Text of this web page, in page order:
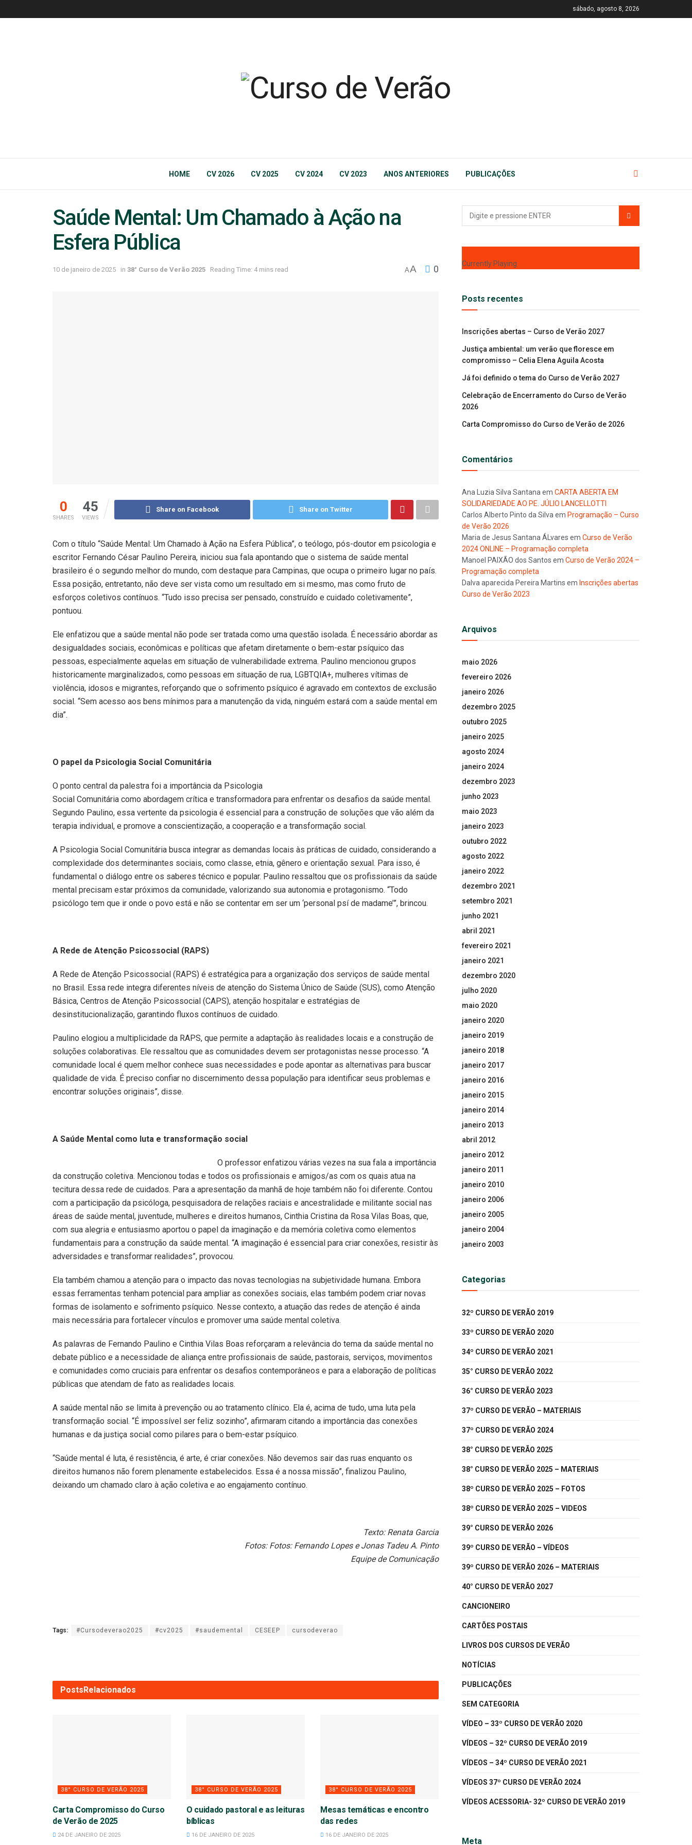
sábado, agosto 8, 2026
HOME CV 2026 CV 2025 CV 2024 CV 2023 ANOS ANTERIORES PUBLICAÇÕES
Saúde Mental: Um Chamado à Ação na
Esfera Pública
10 de janeiro de 2025 in 38° Curso de Verão 2025 Reading Time: 4 mins read AA 0
0
SHARES
45
VIEWS
Share on Facebook Share on Twitter
Com o título “Saúde Mental: Um Chamado à Ação na Esfera Pública”, o teólogo, pós-doutor em psicologia e
escritor Fernando César Paulino Pereira, iniciou sua fala apontando que o sistema de saúde mental
brasileiro é o segundo melhor do mundo, com destaque para Campinas, que ocupa o primeiro lugar no país.
Essa posição, entretanto, não deve ser vista como um resultado em si mesmo, mas como fruto de
esforços coletivos contínuos. “Tudo isso precisa ser pensado, construído e cuidado coletivamente”,
pontuou.
Ele enfatizou que a saúde mental não pode ser tratada como uma questão isolada. É necessário abordar as
desigualdades sociais, econômicas e políticas que afetam diretamente o bem-estar psíquico das
pessoas, especialmente aquelas em situação de vulnerabilidade extrema. Paulino mencionou grupos
historicamente marginalizados, como pessoas em situação de rua, LGBTQIA+, mulheres vítimas de
violência, idosos e migrantes, reforçando que o sofrimento psíquico é agravado em contextos de exclusão
social. “Sem acesso aos bens mínimos para a manutenção da vida, ninguém estará com a saúde mental em
dia”.
O papel da Psicologia Social Comunitária
O ponto central da palestra foi a importância da Psicologia
Social Comunitária como abordagem crítica e transformadora para enfrentar os desafios da saúde mental.
Segundo Paulino, essa vertente da psicologia é essencial para a construção de soluções que vão além da
terapia individual, e promove a conscientização, a cooperação e a transformação social.
A Psicologia Social Comunitária busca integrar as demandas locais às práticas de cuidado, considerando a
complexidade dos determinantes sociais, como classe, etnia, gênero e orientação sexual. Para isso, é
fundamental o diálogo entre os saberes técnico e popular. Paulino ressaltou que os profissionais da saúde
mental precisam estar próximos da comunidade, valorizando sua autonomia e protagonismo. “Todo
psicólogo tem que ir onde o povo está e não se contentar em ser um ‘personal psí de madame’”, brincou.
A Rede de Atenção Psicossocial (RAPS)
A Rede de Atenção Psicossocial (RAPS) é estratégica para a organização dos serviços de saúde mental
no Brasil. Essa rede integra diferentes níveis de atenção do Sistema Único de Saúde (SUS), como Atenção
Básica, Centros de Atenção Psicossocial (CAPS), atenção hospitalar e estratégias de
desinstitucionalização, garantindo fluxos contínuos de cuidado.
Paulino elogiou a multiplicidade da RAPS, que permite a adaptação às realidades locais e a construção de
soluções colaborativas. Ele ressaltou que as comunidades devem ser protagonistas nesse processo. “A
comunidade local é quem melhor conhece suas necessidades e pode apontar as alternativas para buscar
qualidade de vida. É preciso confiar no discernimento dessa população para identificar seus problemas e
encontrar soluções originais”, disse.
A Saúde Mental como luta e transformação social
O professor enfatizou várias vezes na sua fala a importância
da construção coletiva. Mencionou todas e todos os profissionais e amigos/as com os quais atua na
tecitura dessa rede de cuidados. Para a apresentação da manhã de hoje também não foi diferente. Contou
com a participação da psicóloga, pesquisadora de relações raciais e ancestralidade e militante social nas
áreas de saúde mental, juventude, mulheres e direitos humanos, Cinthia Cristina da Rosa Vilas Boas, que,
com sua alegria e entusiasmo aportou o papel da imaginação e da memória coletiva como elementos
fundamentais para a construção da saúde mental. “A imaginação é essencial para criar conexões, resistir às
adversidades e transformar realidades”, provocou.
Ela também chamou a atenção para o impacto das novas tecnologias na subjetividade humana. Embora
essas ferramentas tenham potencial para ampliar as conexões sociais, elas também podem criar novas
formas de isolamento e sofrimento psíquico. Nesse contexto, a atuação das redes de atenção é ainda
mais necessária para fortalecer vínculos e promover uma saúde mental coletiva.
As palavras de Fernando Paulino e Cinthia Vilas Boas reforçaram a relevância do tema da saúde mental no
debate público e a necessidade de aliança entre profissionais de saúde, pastorais, serviços, movimentos
e comunidades como cruciais para enfrentar os desafios contemporâneos e para a elaboração de políticas
públicas que atendam de fato as realidades locais.
A saúde mental não se limita à prevenção ou ao tratamento clínico. Ela é, acima de tudo, uma luta pela
transformação social. “É impossível ser feliz sozinho”, afirmaram citando a importância das conexões
humanas e da justiça social como pilares para o bem-estar psíquico.
“Saúde mental é luta, é resistência, é arte, é criar conexões. Não devemos sair das ruas enquanto os
direitos humanos não forem plenamente estabelecidos. Essa é a nossa missão”, finalizou Paulino,
deixando um chamado claro à ação coletiva e ao engajamento contínuo.
Texto: Renata Garcia
Fotos: Fotos: Fernando Lopes e Jonas Tadeu A. Pinto
Equipe de Comunicação
Tags: #Cursodeverao2025 #cv2025 #saudemental CESEEP cursodeverao
PostsRelacionados
38° CURSO DE VERÃO 2025
Carta Compromisso do Curso
de Verão de 2025
24 DE JANEIRO DE 2025
38° CURSO DE VERÃO 2025
O cuidado pastoral e as leituras
bíblicas
16 DE JANEIRO DE 2025
38° CURSO DE VERÃO 2025
Mesas temáticas e encontro
das redes
16 DE JANEIRO DE 2025
Currently Playing
Posts recentes
Inscrições abertas – Curso de Verão 2027
Justiça ambiental: um verão que floresce em
compromisso – Celia Elena Aguila Acosta
Já foi definido o tema do Curso de Verão 2027
Celebração de Encerramento do Curso de Verão
2026
Carta Compromisso do Curso de Verão de 2026
Comentários
Ana Luzia Silva Santana em CARTA ABERTA EM
SOLIDARIEDADE AO PE. JÚLIO LANCELLOTTI
Carlos Alberto Pinto da Silva em Programação – Curso
de Verão 2026
Maria de Jesus Santana ÁLvares em Curso de Verão
2024 ONLINE – Programação completa
Manoel PAIXÃO dos Santos em Curso de Verão 2024 –
Programação completa
Dalva aparecida Pereira Martins em Inscrições abertas
Curso de Verão 2023
Arquivos
maio 2026
fevereiro 2026
janeiro 2026
dezembro 2025
outubro 2025
janeiro 2025
agosto 2024
janeiro 2024
dezembro 2023
junho 2023
maio 2023
janeiro 2023
outubro 2022
agosto 2022
janeiro 2022
dezembro 2021
setembro 2021
junho 2021
abril 2021
fevereiro 2021
janeiro 2021
dezembro 2020
julho 2020
maio 2020
janeiro 2020
janeiro 2019
janeiro 2018
janeiro 2017
janeiro 2016
janeiro 2015
janeiro 2014
janeiro 2013
abril 2012
janeiro 2012
janeiro 2011
janeiro 2010
janeiro 2006
janeiro 2005
janeiro 2004
janeiro 2003
Categorias
32º CURSO DE VERÃO 2019
33º CURSO DE VERÃO 2020
34º CURSO DE VERÃO 2021
35° CURSO DE VERÃO 2022
36° CURSO DE VERÃO 2023
37º CURSO DE VERÃO – MATERIAIS
37º CURSO DE VERÃO 2024
38° CURSO DE VERÃO 2025
38° CURSO DE VERÃO 2025 – MATERIAIS
38º CURSO DE VERÃO 2025 – FOTOS
38º CURSO DE VERÃO 2025 – VIDEOS
39° CURSO DE VERÃO 2026
39º CURSO DE VERÃO – VÍDEOS
39º CURSO DE VERÃO 2026 – MATERIAIS
40° CURSO DE VERÃO 2027
CANCIONEIRO
CARTÕES POSTAIS
LIVROS DOS CURSOS DE VERÃO
NOTÍCIAS
PUBLICAÇÕES
SEM CATEGORIA
VÍDEO – 33º CURSO DE VERÃO 2020
VÍDEOS – 32º CURSO DE VERÃO 2019
VÍDEOS – 34º CURSO DE VERÃO 2021
VÍDEOS 37º CURSO DE VERÃO 2024
VÍDEOS ACESSORIA- 32º CURSO DE VERÃO 2019
Meta